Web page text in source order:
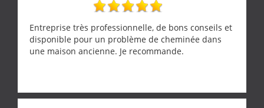
Entreprise très professionnelle, de bons conseils et
disponible pour un problème de cheminée dans
une maison ancienne. Je recommande.